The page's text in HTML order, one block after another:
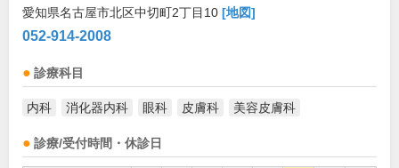
愛知県名古屋市北区中切町2丁目10 [地図]
052-914-2008
診療科目
内科 消化器内科 眼科 皮膚科 美容皮膚科
診療/受付時間・休診日